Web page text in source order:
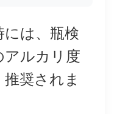
は、瓶検
ルカリ度
奨されま